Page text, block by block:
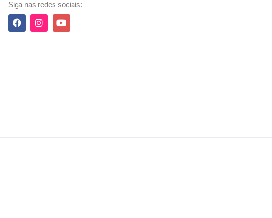
Siga nas redes sociais: